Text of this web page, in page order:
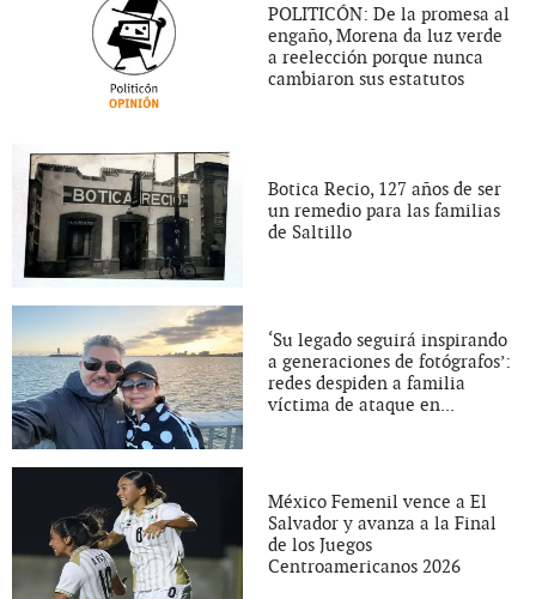
POLITICÓN: De la promesa al
engaño, Morena da luz verde
a reelección porque nunca
cambiaron sus estatutos
Botica Recio, 127 años de ser
un remedio para las familias
de Saltillo
‘Su legado seguirá inspirando
a generaciones de fotógrafos’:
redes despiden a familia
víctima de ataque en...
México Femenil vence a El
Salvador y avanza a la Final
de los Juegos
Centroamericanos 2026